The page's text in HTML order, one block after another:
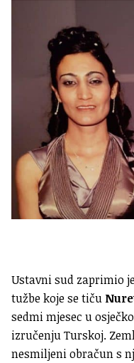
Ustavni sud zaprimio
tužbe koje se tiču
sedmi mjesec u
izručenju Turskoj.
nesmiljeni obračun s